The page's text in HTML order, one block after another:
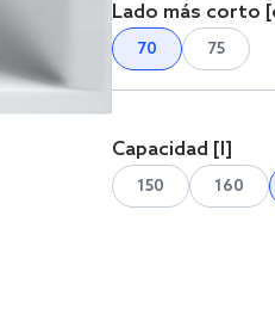
Lado más corto
70 75
Capacidad [l]
150 160